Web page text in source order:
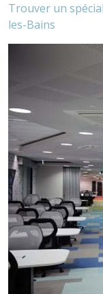
Trouver un
les-Bains